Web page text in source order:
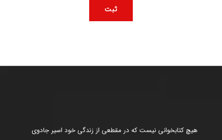
هیچ کتابخوانی نیست که در مقطعی از زندگی خود اسیر جادوی